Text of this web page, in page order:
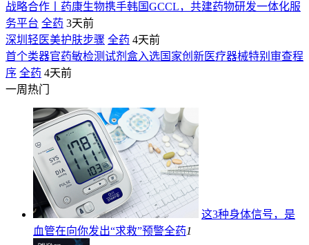
战略合作丨药康生物携手韩国GCCL，共建药物研发一体化服
务平台 全药 3天前
深圳轻医美护肤步骤 全药 4天前
首个类器官药敏检测试剂盒入选国家创新医疗器械特别审查程
序 全药 4天前
一周热门
这3种身体信号，是
血管在向你发出“求救”预警全药1